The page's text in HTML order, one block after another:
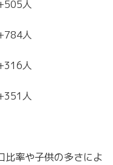
人
人
人
人
比率や子供の多さによ